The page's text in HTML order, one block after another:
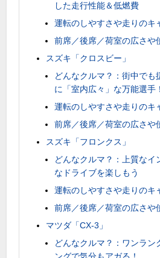
した走行性能＆低燃費
運転のしやすさや走りのキ
前席／後席／荷室の広さや
スズキ「クロスビー」
どんなクルマ？：街中でも
に「室内広々」な万能選手！
運転のしやすさや走りのキ
前席／後席／荷室の広さや
スズキ「フロンクス」
どんなクルマ？：上質なイ
なドライブを楽しもう
運転のしやすさや走りのキ
前席／後席／荷室の広さや
マツダ「CX-3」
どんなクルマ？：ワンラン